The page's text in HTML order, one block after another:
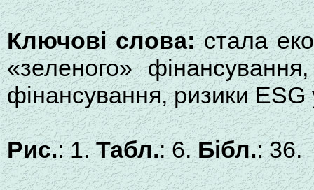
Ключові слова:стала
«зеленого»
фінансування, ризики ESG
Рис.: 1.Табл.: 6.Бібл.: 36.